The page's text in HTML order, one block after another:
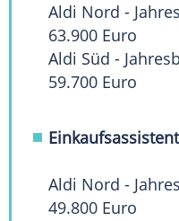
Aldi Nord -
63.900 Euro
Aldi Süd -
59.700 Euro
Aldi Nord -
49.800 Euro